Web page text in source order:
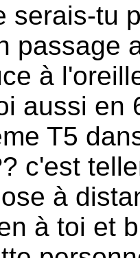
serais-tu
passage
à
aussi en
T5
c'est
à
à toi et